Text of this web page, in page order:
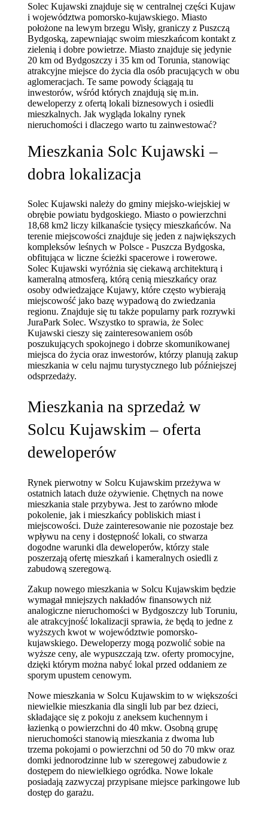
Solec Kujawski znajduje się w centralnej części Kujaw
i województwa pomorsko-kujawskiego. Miasto
położone na lewym brzegu Wisły, graniczy z Puszczą
Bydgoską, zapewniając swoim mieszkańcom kontakt z
zielenią i dobre powietrze. Miasto znajduje się jedynie
20 km od Bydgoszczy i 35 km od Torunia, stanowiąc
atrakcyjne miejsce do życia dla osób pracujących w obu
aglomeracjach. Te same powody ściągają tu
inwestorów, wśród których znajdują się m.in.
deweloperzy z ofertą lokali biznesowych i osiedli
mieszkalnych. Jak wygląda lokalny rynek
nieruchomości i dlaczego warto tu zainwestować?
Mieszkania Solc Kujawski –
dobra lokalizacja
Solec Kujawski należy do gminy miejsko-wiejskiej w
obrębie powiatu bydgoskiego. Miasto o powierzchni
18,68 km2 liczy kilkanaście tysięcy mieszkańców. Na
terenie miejscowości znajduje się jeden z największych
kompleksów leśnych w Polsce - Puszcza Bydgoska,
obfitująca w liczne ścieżki spacerowe i rowerowe.
Solec Kujawski wyróżnia się ciekawą architekturą i
kameralną atmosferą, którą cenią mieszkańcy oraz
osoby odwiedzające Kujawy, które często wybierają
miejscowość jako bazę wypadową do zwiedzania
regionu. Znajduje się tu także popularny park rozrywki
JuraPark Solec. Wszystko to sprawia, że Solec
Kujawski cieszy się zainteresowaniem osób
poszukujących spokojnego i dobrze skomunikowanej
miejsca do życia oraz inwestorów, którzy planują zakup
mieszkania w celu najmu turystycznego lub późniejszej
odsprzedaży.
Mieszkania na sprzedaż w
Solcu Kujawskim – oferta
deweloperów
Rynek pierwotny w Solcu Kujawskim przeżywa w
ostatnich latach duże ożywienie. Chętnych na nowe
mieszkania stale przybywa. Jest to zarówno młode
pokolenie, jak i mieszkańcy pobliskich miast i
miejscowości. Duże zainteresowanie nie pozostaje bez
wpływu na ceny i dostępność lokali, co stwarza
dogodne warunki dla deweloperów, którzy stale
poszerzają ofertę mieszkań i kameralnych osiedli z
zabudową szeregową.
Zakup nowego mieszkania w Solcu Kujawskim będzie
wymagał mniejszych nakładów finansowych niż
analogiczne nieruchomości w Bydgoszczy lub Toruniu,
ale atrakcyjność lokalizacji sprawia, że będą to jedne z
wyższych kwot w województwie pomorsko-
kujawskiego. Deweloperzy mogą pozwolić sobie na
wyższe ceny, ale wypuszczają tzw. oferty promocyjne,
dzięki którym można nabyć lokal przed oddaniem ze
sporym upustem cenowym.
Nowe mieszkania w Solcu Kujawskim to w większości
niewielkie mieszkania dla singli lub par bez dzieci,
składające się z pokoju z aneksem kuchennym i
łazienką o powierzchni do 40 mkw. Osobną grupę
nieruchomości stanowią mieszkania z dwoma lub
trzema pokojami o powierzchni od 50 do 70 mkw oraz
domki jednorodzinne lub w szeregowej zabudowie z
dostępem do niewielkiego ogródka. Nowe lokale
posiadają zazwyczaj przypisane miejsce parkingowe lub
dostęp do garażu.